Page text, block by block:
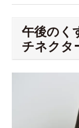
午後のく
チネクタ